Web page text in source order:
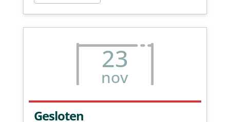
23
nov
Gesloten